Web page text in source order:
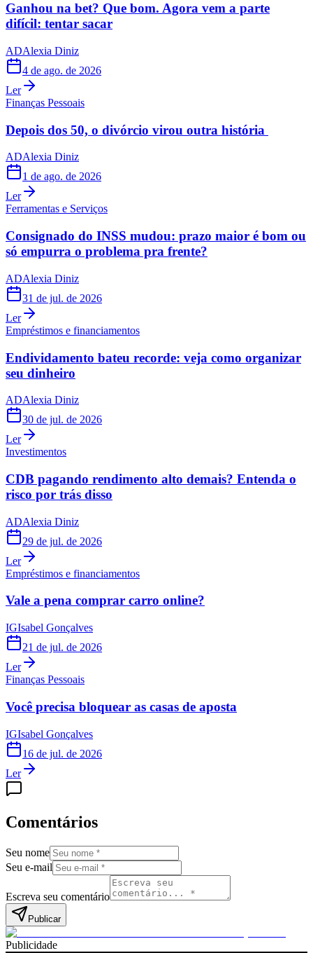
Ganhou na bet? Que bom. Agora vem a parte
difícil: tentar sacar
ADAlexia Diniz
4 de ago. de 2026
Ler
Finanças Pessoais
Depois dos 50, o divórcio virou outra história
ADAlexia Diniz
1 de ago. de 2026
Ler
Ferramentas e Serviços
Consignado do INSS mudou: prazo maior é bom ou
só empurra o problema pra frente?
ADAlexia Diniz
31 de jul. de 2026
Ler
Empréstimos e financiamentos
Endividamento bateu recorde: veja como organizar
seu dinheiro
ADAlexia Diniz
30 de jul. de 2026
Ler
Investimentos
CDB pagando rendimento alto demais? Entenda o
risco por trás disso
ADAlexia Diniz
29 de jul. de 2026
Ler
Empréstimos e financiamentos
Vale a pena comprar carro online?
IGIsabel Gonçalves
21 de jul. de 2026
Ler
Finanças Pessoais
Você precisa bloquear as casas de aposta
IGIsabel Gonçalves
16 de jul. de 2026
Ler
Comentários
Seu nome
Seu e-mail
Escreva seu comentário
Publicar
Publicidade